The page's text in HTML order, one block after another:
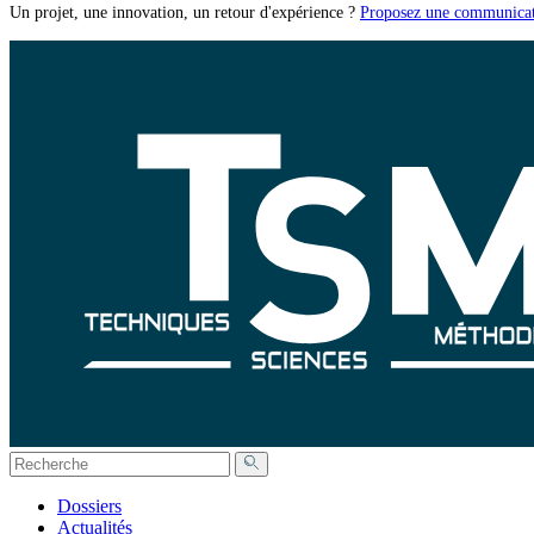
Un projet, une innovation, un retour d'expérience ? Proposez une
Dossiers
Actualités